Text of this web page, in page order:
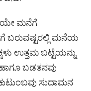
ಮನೆಗೆ
ಬರುವಷ್ಟರಲ್ಲಿ ಮನೆಯ
ಉತ್ತಮ ಬಟ್ಟೆಯನ್ನು
ಬಡತನವು
ಸುದಾಮನ